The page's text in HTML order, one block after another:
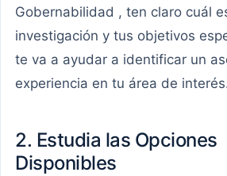
Gobernabilidad , ten claro cuál
investigación y tus objetivos
te va a ayudar a identificar un
experiencia en tu área de
2. Estudia las Opciones
Disponibles